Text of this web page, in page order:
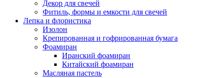
Декор для свечей
Фитиль, формы и емкости для свечей
Лепка и флористика
Изолон
Крепированная и гофрированная бумага
Фоамиран
Иранский фоамиран
Китайский фоамиран
Масляная пастель